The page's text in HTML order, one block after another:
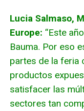
Lucia Salmaso,
Europe: “Este
Bauma. Por eso
partes de la feria
productos
satisfacer las
sectores tan